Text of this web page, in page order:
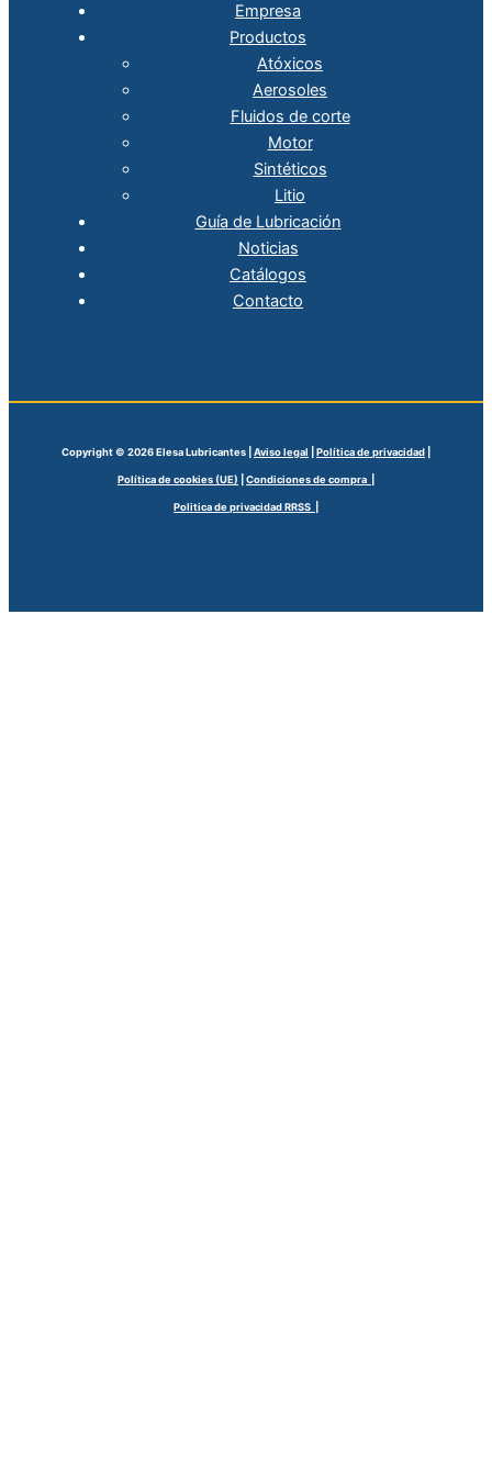
Empresa
Productos
Atóxicos
Aerosoles
Fluidos de corte
Motor
Sintéticos
Litio
Guía de Lubricación
Noticias
Catálogos
Contacto
Copyright © 2026 Elesa Lubricantes | Aviso legal Política de privacidad
Política de cookies (UE) Condiciones de compra |
Politica de privacidad RRSS |